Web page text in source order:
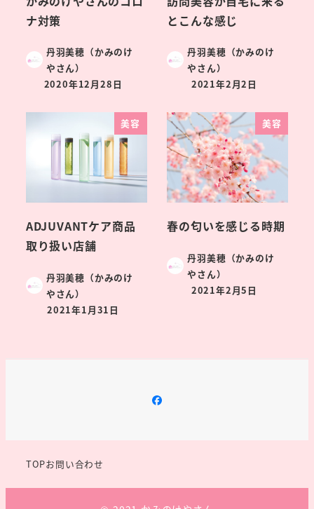
ナ対策
丹羽美穂（かみのけ
やさん）
2020年12月28日
とこんな感じ
丹羽美穂（かみのけ
やさん）
2021年2月2日
美容
ADJUVANTケア商品
取り扱い店舗
丹羽美穂（かみのけ
やさん）
2021年1月31日
美容
春の匂いを感じる時期
丹羽美穂（かみのけ
やさん）
2021年2月5日
FaceBook
TOPお問い合わせ